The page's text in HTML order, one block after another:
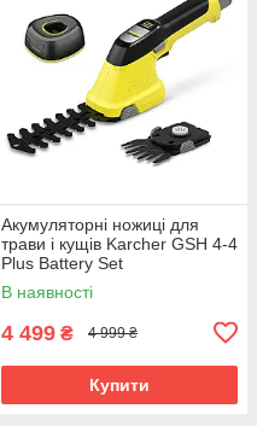
Акумуляторні ножиці для
трави і кущів Karcher GSH 4-4
Plus Battery Set
В наявності
4 499 ₴ 4 999 ₴
Купити